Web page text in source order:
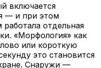
включается
— и при этом
отдельная
«Морфология» как
или короткую
это становится
Снаружи —